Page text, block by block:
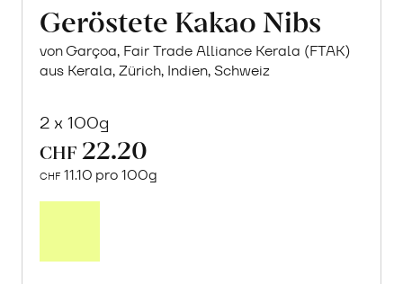
Geröstete Kakao Nibs
von Garçoa, Fair Trade Alliance Kerala (FTAK)
aus Kerala, Zürich, Indien, Schweiz
2 x 100g
CHF 22.20
CHF 11.10 pro 100g